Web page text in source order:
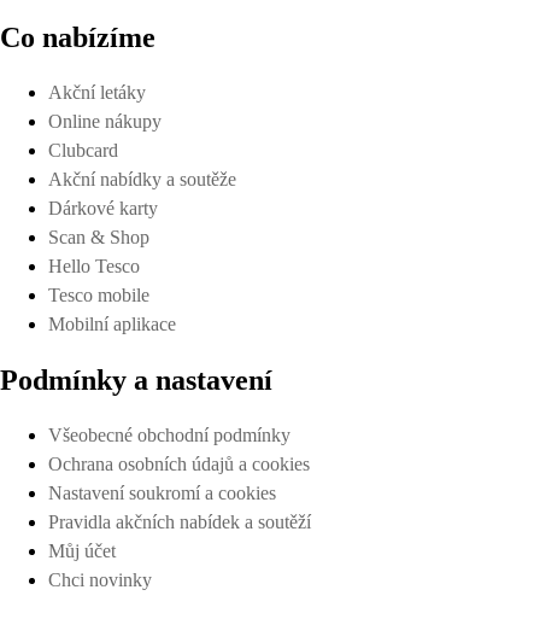
Co nabízíme
Akční letáky
Online nákupy
Clubcard
Akční nabídky a soutěže
Dárkové karty
Scan & Shop
Hello Tesco
Tesco mobile
Mobilní aplikace
Podmínky a nastavení
Všeobecné obchodní podmínky
Ochrana osobních údajů a cookies
Nastavení soukromí a cookies
Pravidla akčních nabídek a soutěží
Můj účet
Chci novinky